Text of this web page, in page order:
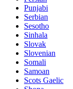
Punjabi
Serbian
Sesotho
Sinhala
Slovak
Slovenian
Somali
Samoan
Scots Gaelic